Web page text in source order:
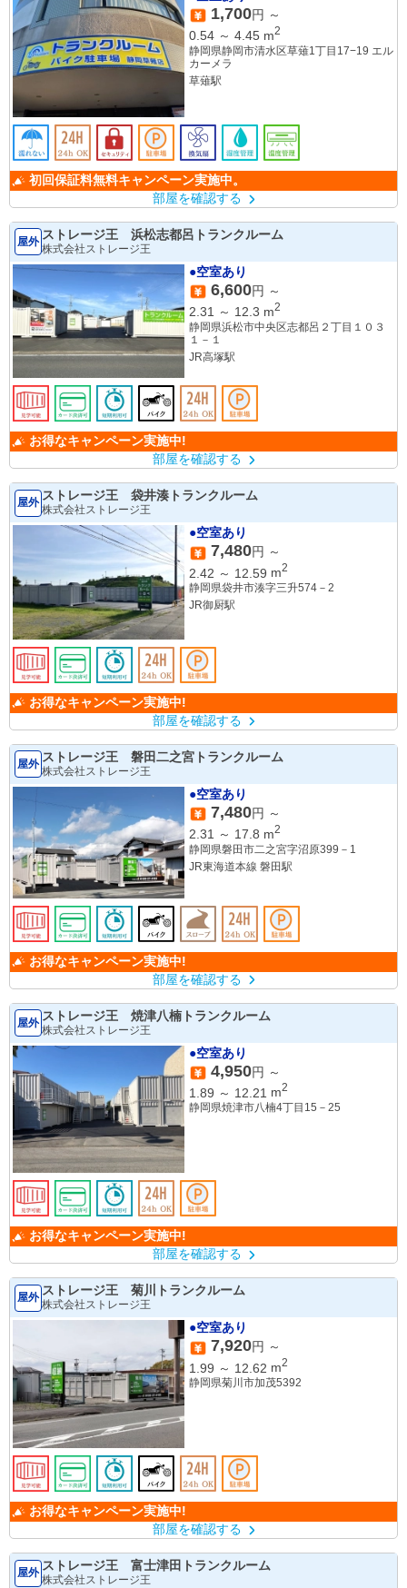
1,700円 ～
0.54 ～ 4.45 m2
静岡県静岡市清水区草薙1丁目17−19 エル
カーメラ
草薙駅
初回保証料無料キャンペーン実施中。
部屋を確認する
屋外 ストレージ王 浜松志都呂トランクルーム
株式会社ストレージ王
●空室あり
6,600円 ～
2.31
～ 12.3 m2
静岡県浜松市中央区志都呂２丁目１０３
１－１
JR高塚駅
お得なキャンペーン実施中!
部屋を確認する
屋外 ストレージ王 袋井湊トランクルーム
株式会社ストレージ王
●空室あり
7,480円 ～
2.42 ～ 12.59 m2
静岡県袋井市湊字三升574－2
JR御厨駅
お得なキャンペーン実施中!
部屋を確認する
屋外 ストレージ王 磐田二之宮トランクルーム
株式会社ストレージ王
●空室あり
7,480円 ～
2.31
～ 17.8 m2
静岡県磐田市二之宮字沼原399－1
JR東海道本線 磐田駅
お得なキャンペーン実施中!
部屋を確認する
屋外 ストレージ王 焼津八楠トランクルーム
株式会社ストレージ王
●空室あり
4,950円 ～
1.89 ～ 12.21 m2
静岡県焼津市八楠4丁目15－25
お得なキャンペーン実施中!
部屋を確認する
屋外 ストレージ王 菊川トランクルーム
株式会社ストレージ王
●空室あり
7,920円 ～
1.99 ～ 12.62 m2
静岡県菊川市加茂5392
お得なキャンペーン実施中!
部屋を確認する
屋外 ストレージ王 富士津田トランクルーム
株式会社ストレージ王